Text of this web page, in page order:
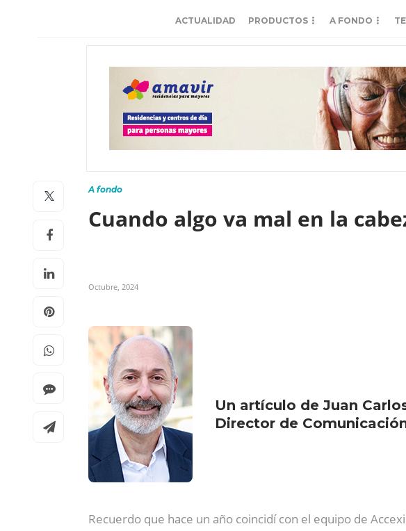
ACTUALIDAD PRODUCTOS A FONDO
A fondo
Cuando algo va mal en la
Octubre, 2024
Un artículo de Juan
Director de
Recuerdo que hace un año coincidí con el equipo de